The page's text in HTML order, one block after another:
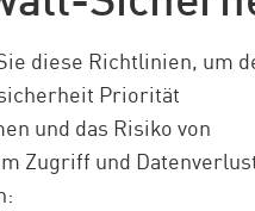
diese Richtlinien, um
Priorität
und das Risiko von
Zugriff und